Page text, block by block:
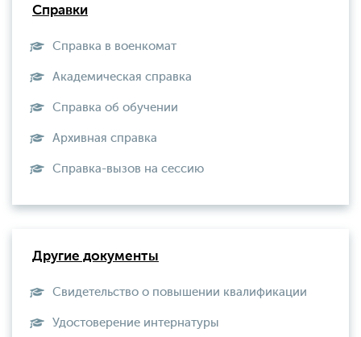
Справки
Справка в военкомат
Академическая справка
Справка об обучении
Архивная справка
Справка-вызов на сессию
Другие документы
Свидетельство о повышении квалификации
Удостоверение интернатуры